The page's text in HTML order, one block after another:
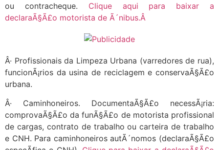
ou contracheque. Clique aqui para baixar a
declaraÃ§Ã£o motorista de Ã´nibus.Â
Â· Profissionais da Limpeza Urbana (varredores de rua),
funcionÃ¡rios da usina de reciclagem e conservaÃ§Ã£o
urbana.
Â· Caminhoneiros. DocumentaÃ§Ã£o necessÃ¡ria:
comprovaÃ§Ã£o da funÃ§Ã£o de motorista profissional
de cargas, contrato de trabalho ou carteira de trabalho
e CNH. Para caminhoneiros autÃ´nomos (declaraÃ§Ã£o